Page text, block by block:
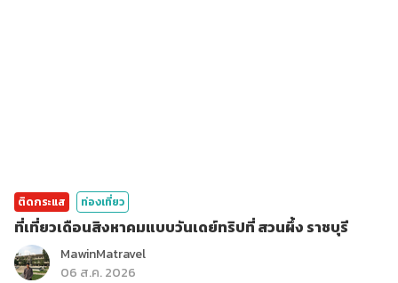
ติดกระแส ท่องเที่ยว
ที่เที่ยวเดือนสิงหาคมแบบวันเดย์ทริปที่ สวนผึ้ง ราชบุรี
MawinMatravel
06 ส.ค. 2026